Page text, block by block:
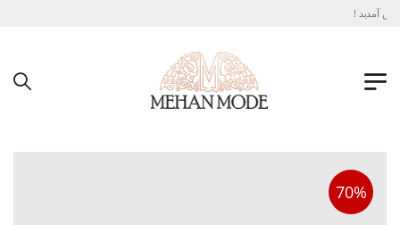
آمدید !
70%